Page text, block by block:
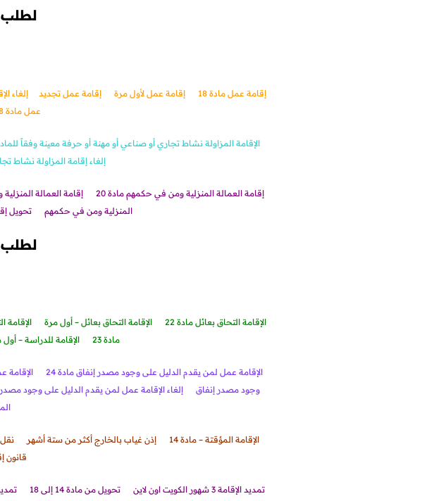
لطلب
إقامة عمل مادة 18 إقامة عمل لأول مرة إقامة عمل تجديد إلغاء
عمل مادة 18 إلى إقامة التحاق بعائل مادة 22
الإقامة المزاولة نشاط تجاري أو صناعي أو مهنة أو حرفة معينة وفقاً للمادة
إلغاء إقامة المزاولة نشاط
إقامة العمالة المنزلية ومن في حكمهم مادة 20 إقامة العمالة
المنزلية ومن في حكمهمتحويل
لطلب
الإقامة التحاق بعائل مادة 22 الإقامة التحاق بعائل – أول مرة الإقامة
مادة 23
الإقامة للدراسة – أول
الإقامة عمل لمن يقدم الدليل على وجود مصدر إنفاق مادة 24 الإقامة
وجود مصدر إنفاق
إلغاء الإقامة عمل لمن يقدم الدليل على وجود
الإقامة المؤقتة – مادة 14 إذن غياب بالخارج أكثر من ستة أشهر نقل
قانون
تمديد الإقامة 3 شهور الكويت اون لاين تحويل من مادة 14 إلى 18